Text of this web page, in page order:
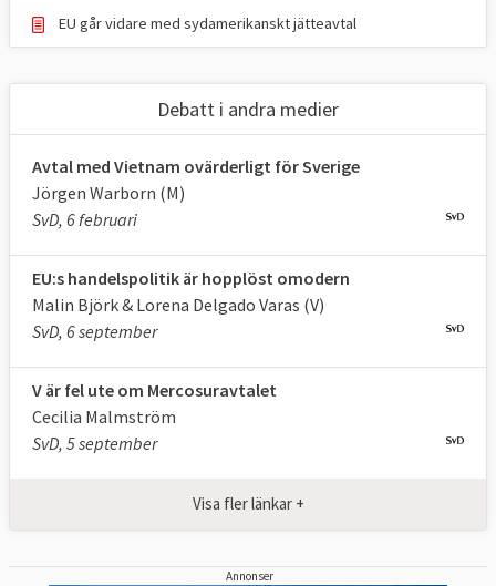
EU går vidare med sydamerikanskt jätteavtal
Debatt i andra medier
Avtal med Vietnam ovärderligt för Sverige
Jörgen Warborn (M)
SvD, 6 februari
EU:s handelspolitik är hopplöst omodern
Malin Björk & Lorena Delgado Varas (V)
SvD, 6 september
V är fel ute om Mercosuravtalet
Cecilia Malmström
SvD, 5 september
Visa fler länkar +
Annonser